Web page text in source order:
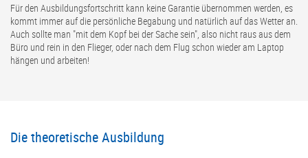
Für den Ausbildungsfortschritt kann keine Garantie übernommen werden, es
kommt immer auf die persönliche Begabung und natürlich auf das Wetter an.
Auch sollte man "mit dem Kopf bei der Sache sein", also nicht raus aus dem
Büro und rein in den Flieger, oder nach dem Flug schon wieder am Laptop
hängen und arbeiten!
Die theoretische Ausbildung